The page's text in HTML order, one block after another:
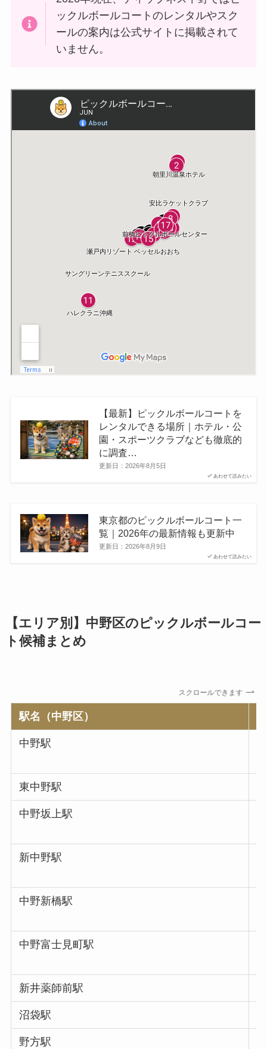
ックルボールコートのレンタルやスク
ールの案内は公式サイトに掲載されて
いません。
あわせて読みたい
【最新】ピックルボールコートを
レンタルできる場所｜ホテル・公
園・スポーツクラブなども徹底的
に調査…
更新日： 2026年8月5日
あわせて読みたい
東京都のピックルボールコート一
覧｜2026年の最新情報も更新中
更新日： 2026年8月9日
【エリア別】中野区のピックルボールコー
ト候補まとめ
スクロールできます
駅名（中野区）
中野駅
東中野駅
中野坂上駅
新中野駅
中野新橋駅
中野富士見町駅
新井薬師前駅
沼袋駅
野方駅